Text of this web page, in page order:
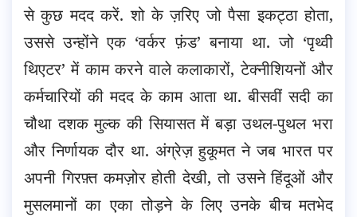
से कुछ मदद करें. शो के ज़रिए जो पैसा इकट्ठा होता,
उससे उन्होंने एक ‘वर्कर फ़ंड’ बनाया था. जो ‘पृथ्वी
थिएटर’ में काम करने वाले कलाकारों, टेक्नीशियनों और
कर्मचारियों की मदद के काम आता था. बीसवीं सदी का
चौथा दशक मुल्क की सियासत में बड़ा उथल-पुथल भरा
और निर्णायक दौर था. अंग्रेज़ हुकूमत ने जब भारत पर
अपनी गिरफ़्त कमज़ोर होती देखी, तो उसने हिंदूओं और
मुसलमानों का एका तोड़ने के लिए उनके बीच मतभेद